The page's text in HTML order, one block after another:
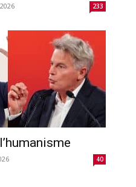
233
40